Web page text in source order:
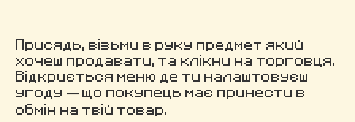
Присядь, візьми в руку предмет який
хочеш продавати, та клікни на торговця.
Відкриється меню де ти налаштовуєш
угоду — що покупець має принести в
обмін на твій товар.